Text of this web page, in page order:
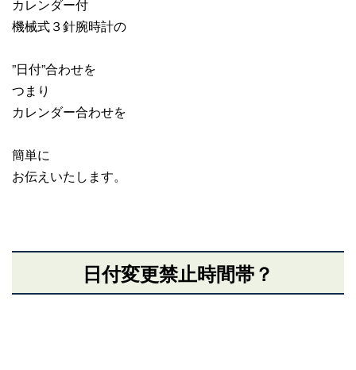
カレンダー付
機械式３針腕時計の
”日付”合わせを
つまり
カレンダー合わせを
簡単に
お伝えいたします。
日付変更禁止時間帯？